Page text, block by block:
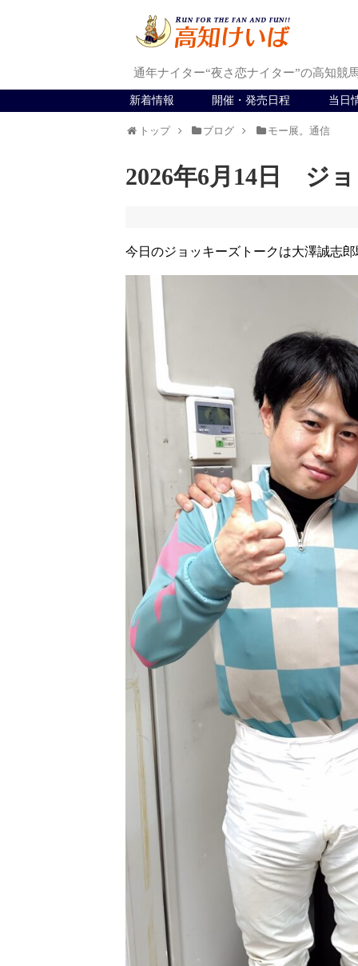
通年ナイター“夜さ恋ナイター”の高知競
新着情報 開催・発売日程 当日
トップ ブログ モー展。通信
2026年6月14日 ジ
今日のジョッキーズトークは大澤誠志